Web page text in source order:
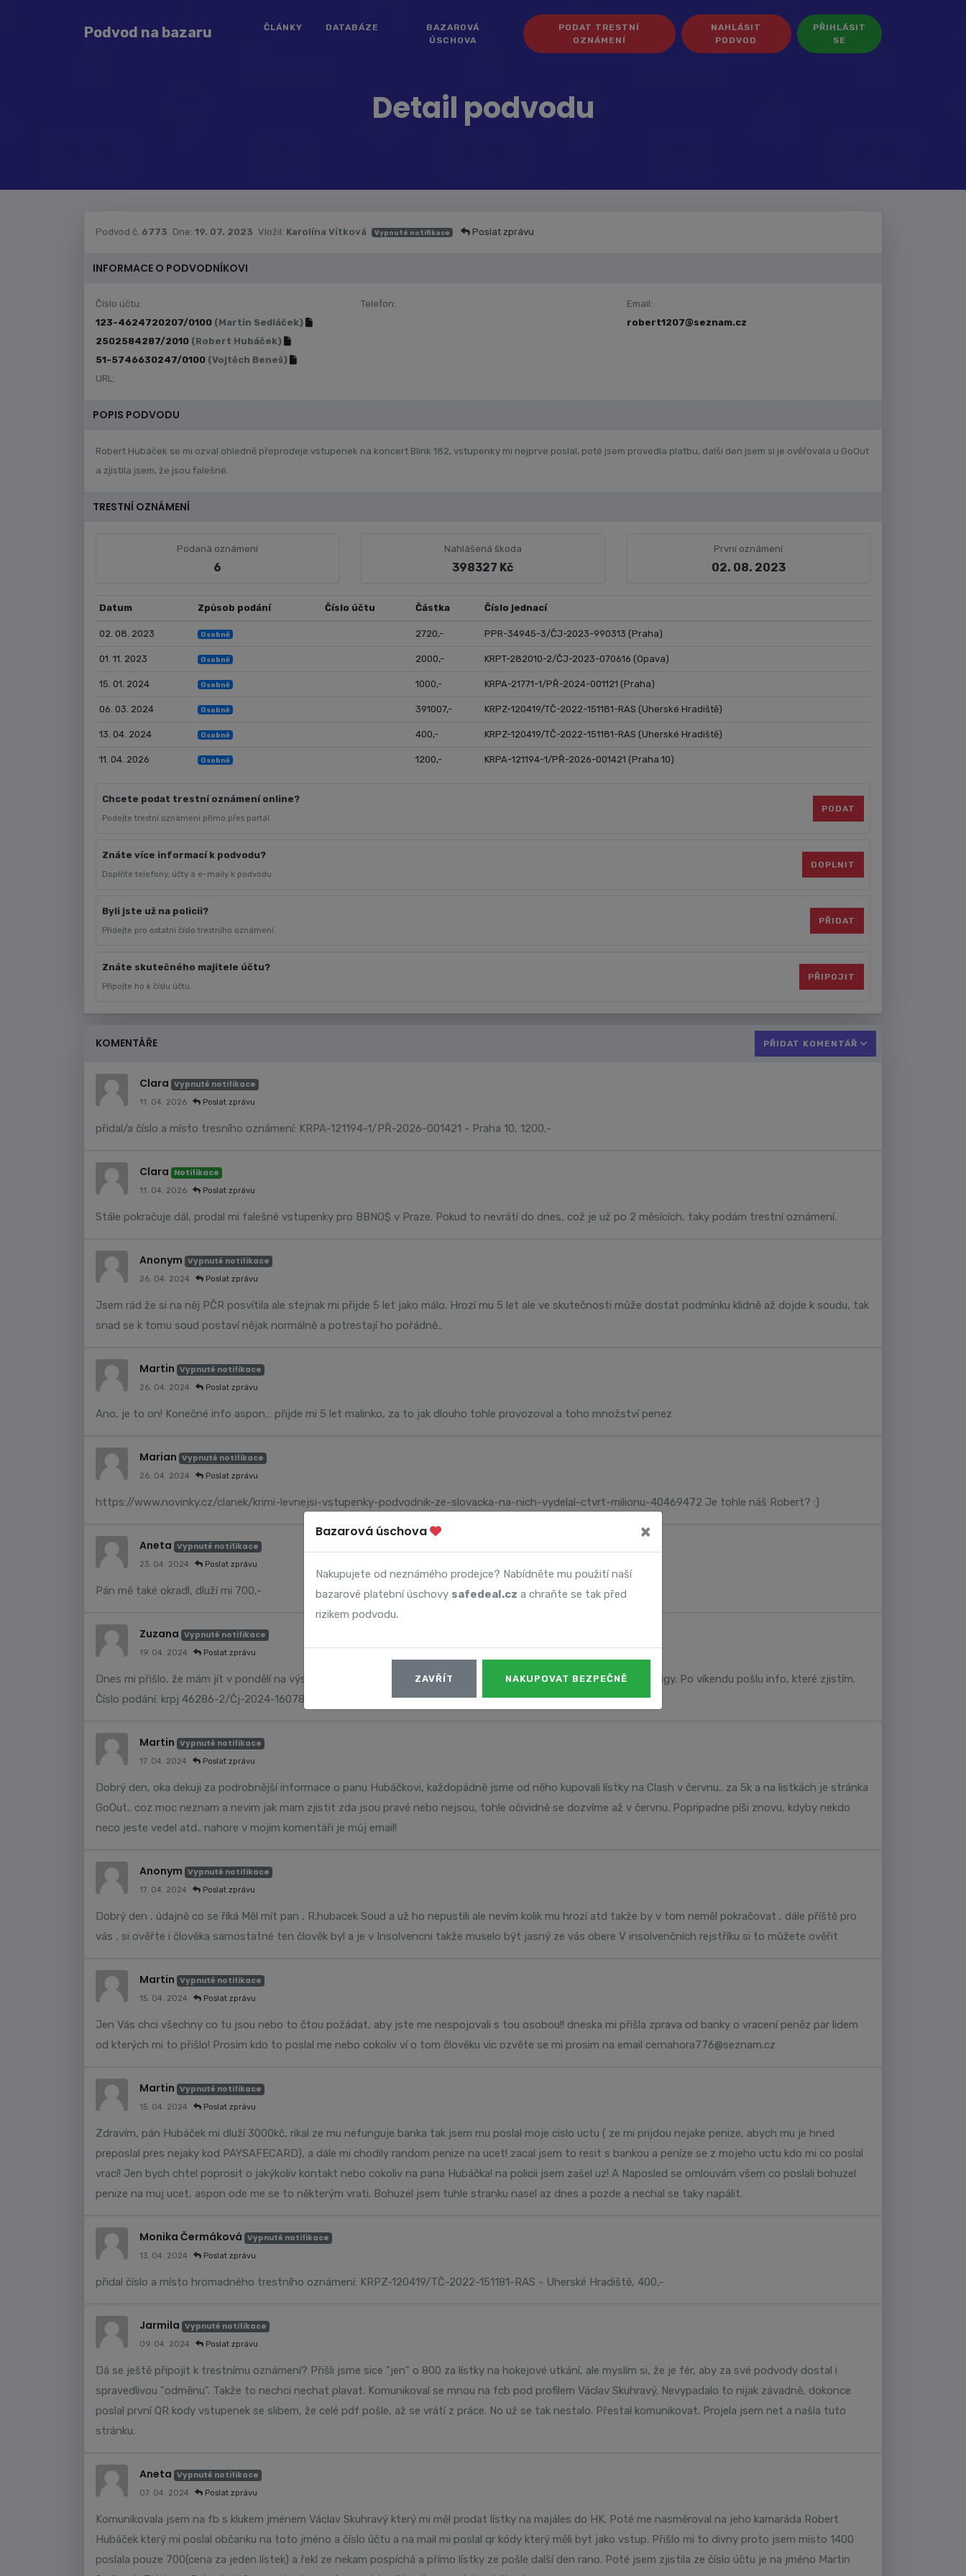
Podvod na bazaru ČLÁNKY DATABÁZE
BAZAROVÁ
ÚSCHOVA
PODAT TRESTNÍ
OZNÁMENÍ
NAHLÁSIT
PODVOD
PŘIHLÁSIT
SE
Detail podvodu
Podvod č. 6773 Dne: 19. 07. 2023 Vložil: Karolína Vítková Vypnuté notifikace Poslat zprávu
INFORMACE O PODVODNÍKOVI
Číslo účtu:
123-4624720207/0100 (Martin Sedláček)
2502584287/2010 (Robert Hubáček)
51-5746630247/0100 (Vojtěch Beneš)
Telefon:
Email:
robert1207@seznam.cz
URL:
POPIS PODVODU
Robert Hubáček se mi ozval ohledně přeprodeje vstupenek na koncert Blink 182, vstupenky mi nejprve poslal, poté jsem provedla platbu, další den jsem si je ověřovala u GoOut
a zjistila jsem, že jsou falešné.
TRESTNÍ OZNÁMENÍ
Podaná oznámení
6
Nahlášená škoda
398327 Kč
První oznámení
02. 08. 2023
Datum Způsob podání Číslo účtu Částka Číslo jednací
02. 08. 2023 Osobně 2720,- PPR-34945-3/ČJ-2023-990313 (Praha)
01. 11. 2023 Osobně 2000,- KRPT-282010-2/ČJ-2023-070616 (Opava)
15. 01. 2024 Osobně 1000,- KRPA-21771-1/PŘ-2024-001121 (Praha)
06. 03. 2024 Osobně 391007,- KRPZ-120419/TČ-2022-151181-RAS (Uherské Hradiště)
13. 04. 2024 Osobně 400,- KRPZ-120419/TČ-2022-151181-RAS (Uherské Hradiště)
11. 04. 2026 Osobně 1200,- KRPA-121194-1/PŘ-2026-001421 (Praha 10)
Chcete podat trestní oznámení online?
Podejte trestní oznámení přímo přes portál.
PODAT
Znáte více informací k podvodu?
Doplňte telefony, účty a e-maily k podvodu.
DOPLNIT
Byli jste už na policii?
Přidejte pro ostatní číslo trestního oznámení.
PŘIDAT
Znáte skutečného majitele účtu?
Připojte ho k číslu účtu.
PŘIPOJIT
KOMENTÁŘE PŘIDAT KOMENTÁŘ
Clara Vypnuté notifikace
11. 04. 2026 Poslat zprávu
přidal/a číslo a místo tresního oznámení: KRPA-121194-1/PŘ-2026-001421 - Praha 10, 1200,-
Clara Notifikace
11. 04. 2026 Poslat zprávu
Stále pokračuje dál, prodal mi falešné vstupenky pro BBNO$ v Praze. Pokud to nevrátí do dnes, což je už po 2 měsících, taky podám trestní oznámení.
Anonym Vypnuté notifikace
26. 04. 2024 Poslat zprávu
Jsem rád že si na něj PČR posvítila ale stejnak mi přijde 5 let jako málo. Hrozí mu 5 let ale ve skutečnosti může dostat podmínku klidně až dojde k soudu, tak
snad se k tomu soud postaví nějak normálně a potrestají ho pořádně..
Martin Vypnuté notifikace
26. 04. 2024 Poslat zprávu
Ano, je to on! Konečné info aspon… přijde mi 5 let malinko, za to jak dlouho tohle provozoval a toho množství penez
Marian Vypnuté notifikace
26. 04. 2024 Poslat zprávu
https://www.novinky.cz/clanek/krimi-levnejsi-vstupenky-podvodnik-ze-slovacka-na-nich-vydelal-ctvrt-milionu-40469472 Je tohle náš Robert? :)
Aneta Vypnuté notifikace
23. 04. 2024 Poslat zprávu
Pán mě také okradl, dluží mi 700,-
Zuzana Vypnuté notifikace
19. 04. 2024 Poslat zprávu
Dnes mi přišlo, že mám jít v pondělí na výslech na policii ohledně Roberta Hubáčka. Škoda u mě 1500, koncert Prodigy. Po víkendu pošlu info, které zjistím.
Číslo podání: krpj 46286-2/Čj-2024-160781
Martin Vypnuté notifikace
17. 04. 2024 Poslat zprávu
Dobrý den, oka dekuji za podrobnější informace o panu Hubáčkovi, každopádně jsme od něho kupovali lístky na Clash v červnu.. za 5k a na listkách je stránka
GoOut.. coz moc neznam a nevim jak mam zjistit zda jsou pravé nebo nejsou, tohle očividně se dozvíme až v červnu. Popripadne píši znovu, kdyby nekdo
neco jeste vedel atd.. nahore v mojim komentáři je můj email!
Anonym Vypnuté notifikace
17. 04. 2024 Poslat zprávu
Dobrý den , údajně co se říká Měl mít pan , R.hubacek Soud a už ho nepustili ale nevím kolik mu hrozí atd takže by v tom neměl pokračovat , dále příště pro
vás , si ověřte i člověka samostatné ten člověk byl a je v Insolvencni takže muselo být jasný ze vás obere V insolvenčních rejstříku si to můžete ověřit
Martin Vypnuté notifikace
15. 04. 2024 Poslat zprávu
Jen Vás chci všechny co tu jsou nebo to čtou požádat, aby jste me nespojovali s tou osobou!! dneska mi přišla zprava od banky o vracení peněz par lidem
od kterých mi to přišlo! Prosim kdo to poslal me nebo cokoliv ví o tom člověku vic ozvěte se mi prosim na email cernahora776@seznam.cz
Martin Vypnuté notifikace
15. 04. 2024 Poslat zprávu
Zdravím, pán Hubáček mi dluží 3000kč, rikal ze mu nefunguje banka tak jsem mu poslal moje cislo uctu ( ze mi prijdou nejake penize, abych mu je hned
preposlal pres nejaky kod PAYSAFECARD), a dále mi chodily random penize na ucet! zacal jsem to resit s bankou a peníze se z mojeho uctu kdo mi co poslal
vrací! Jen bych chtel poprosit o jakýkoliv kontakt nebo cokoliv na pana Hubáčka! na policii jsem zašel uz! A Naposled se omlouvám všem co poslali bohuzel
penize na muj ucet, aspon ode me se to některým vrati. Bohuzel jsem tuhle stranku nasel az dnes a pozde a nechal se taky napálit.
Monika Čermáková Vypnuté notifikace
13. 04. 2024 Poslat zprávu
přidal číslo a místo hromadného trestního oznámení: KRPZ-120419/TČ-2022-151181-RAS - Uherské Hradiště, 400,-
Jarmila Vypnuté notifikace
09. 04. 2024 Poslat zprávu
Dá se ještě připojit k trestnímu oznámení? Přišli jsme sice "jen" o 800 za lístky na hokejové utkání, ale myslím si, že je fér, aby za své podvody dostal i
spravedlivou "odměnu". Takže to nechci nechat plavat. Komunikoval se mnou na fcb pod profilem Václav Skuhravý. Nevypadalo to nijak závadně, dokonce
poslal první QR kody vstupenek se slibem, že celé pdf pošle, až se vrátí z práce. No už se tak nestalo. Přestal komunikovat. Projela jsem net a našla tuto
stránku.
Aneta Vypnuté notifikace
07. 04. 2024 Poslat zprávu
Komunikovala jsem na fb s klukem jménem Václav Skuhravý který mi měl prodat lístky na majáles do HK. Poté me nasměroval na jeho kamaráda Robert
Hubáček který mi poslal občanku na toto jméno a číslo účtu a na mail mi poslal qr kódy který měli byt jako vstup. Přišlo mi to divny proto jsem místo 1400
poslala pouze 700(cena za jeden lístek) a řekl ze nekam pospíchá a přímo lístky ze pošle další den rano. Poté jsem zjistila ze číslo účtu je na jméno Martin
Bazarová úschova ×
Nakupujete od neznámého prodejce? Nabídněte mu použití naší
bazarové platební úschovy safedeal.cz a chraňte se tak před
rizikem podvodu.
ZAVŘÍT NAKUPOVAT BEZPEČNĚ